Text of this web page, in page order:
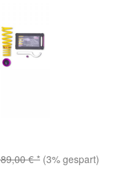
€ * (3% gespart)